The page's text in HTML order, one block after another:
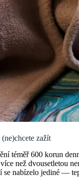
zažít
téměř 600 korun
než dvousetletou
se nabízelo jediné —